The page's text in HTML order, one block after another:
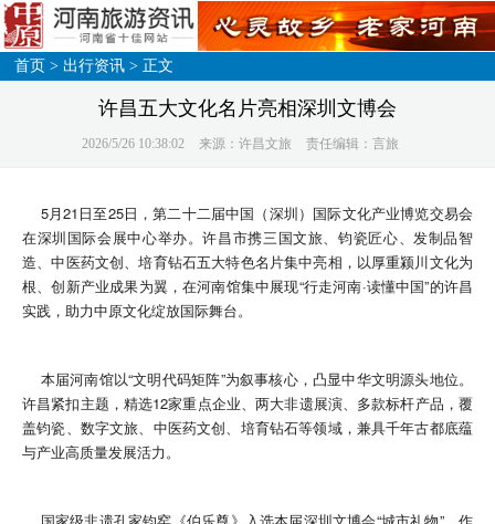
首页 >出行资讯 > 正文
许昌五大文化名片亮相深圳文博会
2026/5/26 10:38:02 来源：许昌文旅 责任编辑：言旅
5月21日至25日，第二十二届中国（深圳）国际文化产业博览交易会
在深圳国际会展中心举办。许昌市携三国文旅、钧瓷匠心、发制品智
造、中医药文创、培育钻石五大特色名片集中亮相，以厚重颍川文化为
根、创新产业成果为翼，在河南馆集中展现“行走河南·读懂中国”的许昌
实践，助力中原文化绽放国际舞台。
本届河南馆以“文明代码矩阵”为叙事核心，凸显中华文明源头地位。
许昌紧扣主题，精选12家重点企业、两大非遗展演、多款标杆产品，覆
盖钧瓷、数字文旅、中医药文创、培育钻石等领域，兼具千年古都底蕴
与产业高质量发展活力。
国家级非遗孔家钧窑《伯乐尊》入选本届深圳文博会“城市礼物”，作